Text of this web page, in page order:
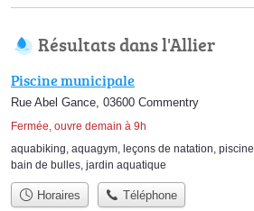
Résultats dans l'Allier
Piscine municipale
Rue Abel Gance, 03600 Commentry
Fermée, ouvre demain à 9h
aquabiking, aquagym, leçons de natation, piscine
bain de bulles, jardin aquatique
Horaires Téléphone